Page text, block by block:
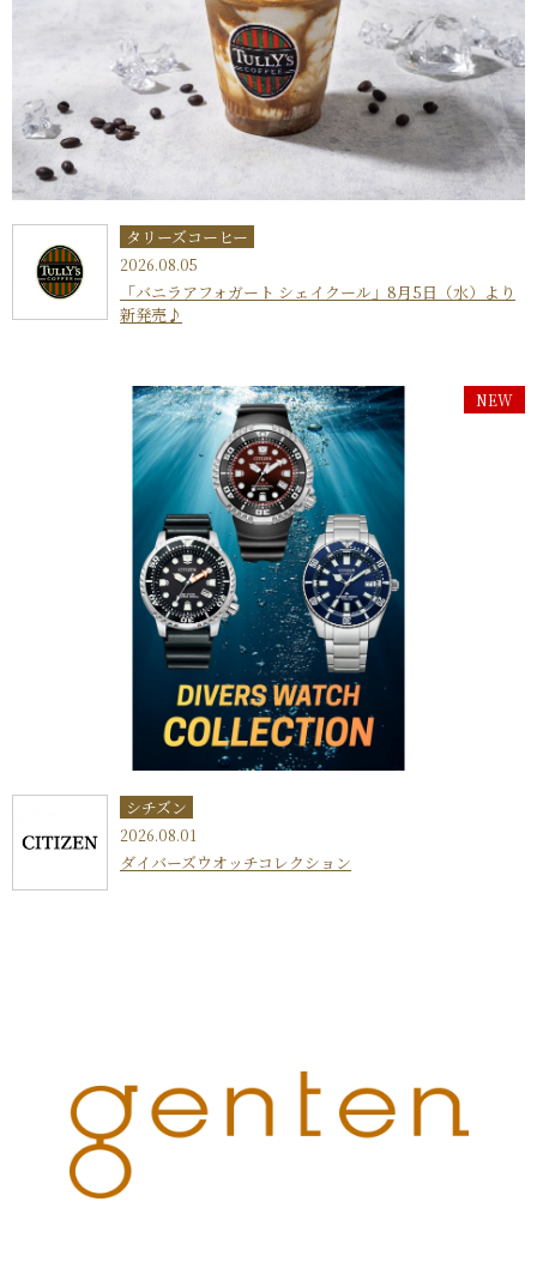
タリーズコーヒー
2026.08.05
「バニラアフォガート シェイクール」8月5日（水）より
新発売♪
シチズン
2026.08.01
ダイバーズウオッチコレクション
NEW